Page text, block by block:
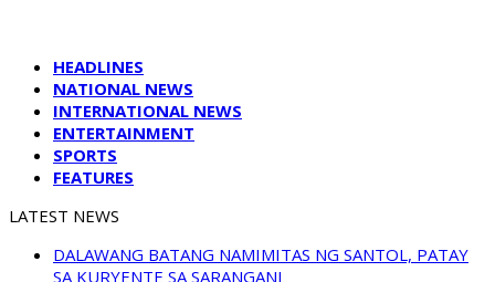
HEADLINES
NATIONAL NEWS
INTERNATIONAL NEWS
ENTERTAINMENT
SPORTS
FEATURES
LATEST NEWS
DALAWANG BATANG NAMIMITAS NG SANTOL, PATAY
SA KURYENTE SA SARANGANI